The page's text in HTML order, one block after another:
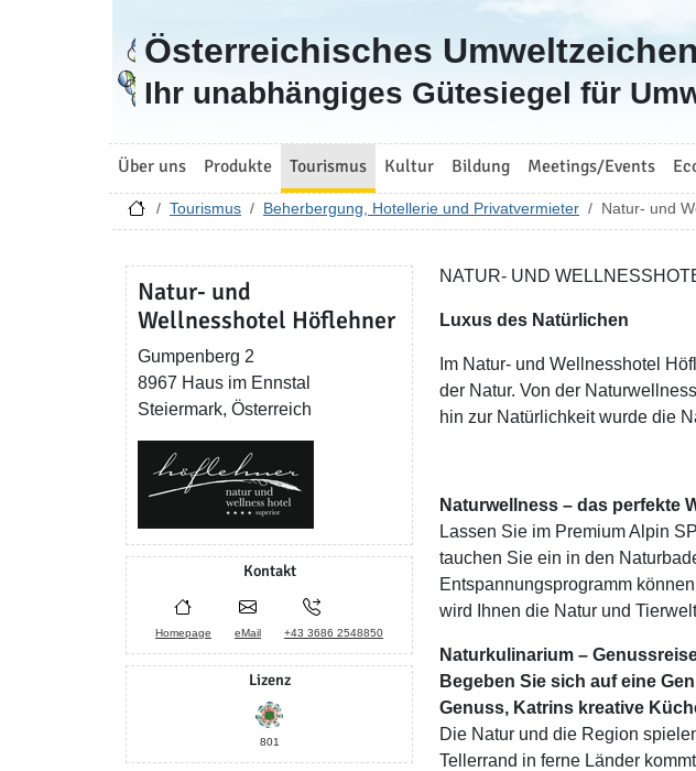
Zur Startseite
Österreichisches Umweltzeichen
Ihr unabhängiges Gütesiegel für
Über uns Produkte Tourismus Kultur Bildung Meetings/Events
Tourismus Beherbergung, Hotellerie und Privatvermieter Natur- und
Natur- und
Wellnesshotel Höflehner
Gumpenberg 2
8967 Haus im Ennstal
Steiermark, Österreich
Kontakt
Homepage eMail +43 3686 2548850
Lizenz
801
NATUR- UND
Luxus des Natürlichen
Im Natur- und Wellnesshotel
der Natur. Von der
hin zur Natürlichkeit wurde die
Naturwellness – das perfekte
Lassen Sie im Premium Alpin
tauchen Sie ein in den
Entspannungsprogramm
wird Ihnen die Natur und
Naturkulinarium –
Begeben Sie sich auf eine
Genuss, Katrins kreative
Die Natur und die Region
Tellerrand in ferne Länder